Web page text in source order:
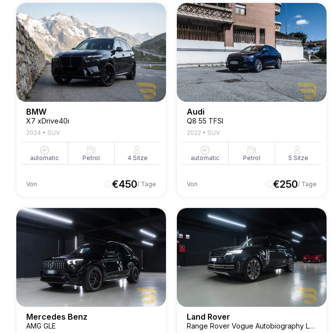
BMW
X7 xDrive40i
2024 • SUV
automatic Petrol 4 Sitze
Von €450/ Tage
Audi
Q8 55 TFSI
2022 • SUV
automatic Petrol 5 Sitze
Von €250/ Tage
Mercedes Benz
AMG GLE
Land Rover
Range Rover Vogue Autobiography Long P530